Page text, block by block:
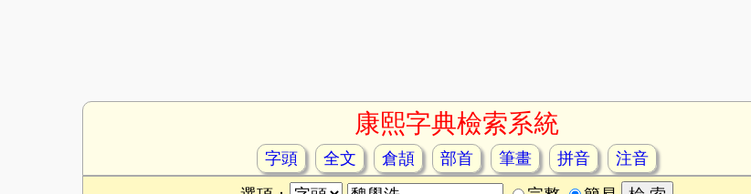
康熙字典檢索系統
字頭 全文 倉頡 部首 筆畫 拼音
注音